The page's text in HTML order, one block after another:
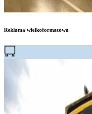
Reklama wielkoformatowa